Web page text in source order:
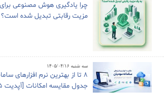
چرا یادگیری هوش مصنوعی
مزیت رقابتی تبدیل شده است؟
سه شنبه ۱۴۰۵/۰۴/۱۶
8 تا از بهترین نرم افزارهای
جدول مقایسه امکانات [آپدیت 1405]